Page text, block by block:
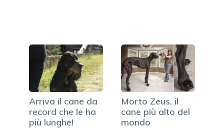
Arriva il cane da
record che le ha
più lunghe!
Morto Zeus, il
cane più alto del
mondo